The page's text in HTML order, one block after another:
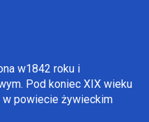
w1842 roku i
Pod koniec XIX wieku
w powiecie żywieckim